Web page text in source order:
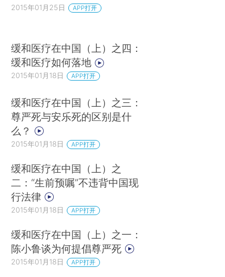
2015年01月25日 APP打开
缓和医疗在中国（上）之四：
缓和医疗如何落地
2015年01月18日 APP打开
缓和医疗在中国（上）之三：
尊严死与安乐死的区别是什
么？
2015年01月18日 APP打开
缓和医疗在中国（上）之
二：“生前预嘱”不违背中国现
行法律
2015年01月18日 APP打开
缓和医疗在中国（上）之一：
陈小鲁谈为何提倡尊严死
2015年01月18日 APP打开